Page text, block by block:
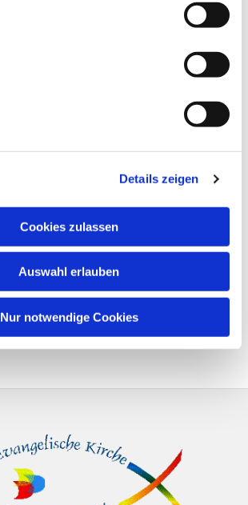
Details zeigen
Cookies zulassen
Auswahl erlauben
Nur notwendige Cookies